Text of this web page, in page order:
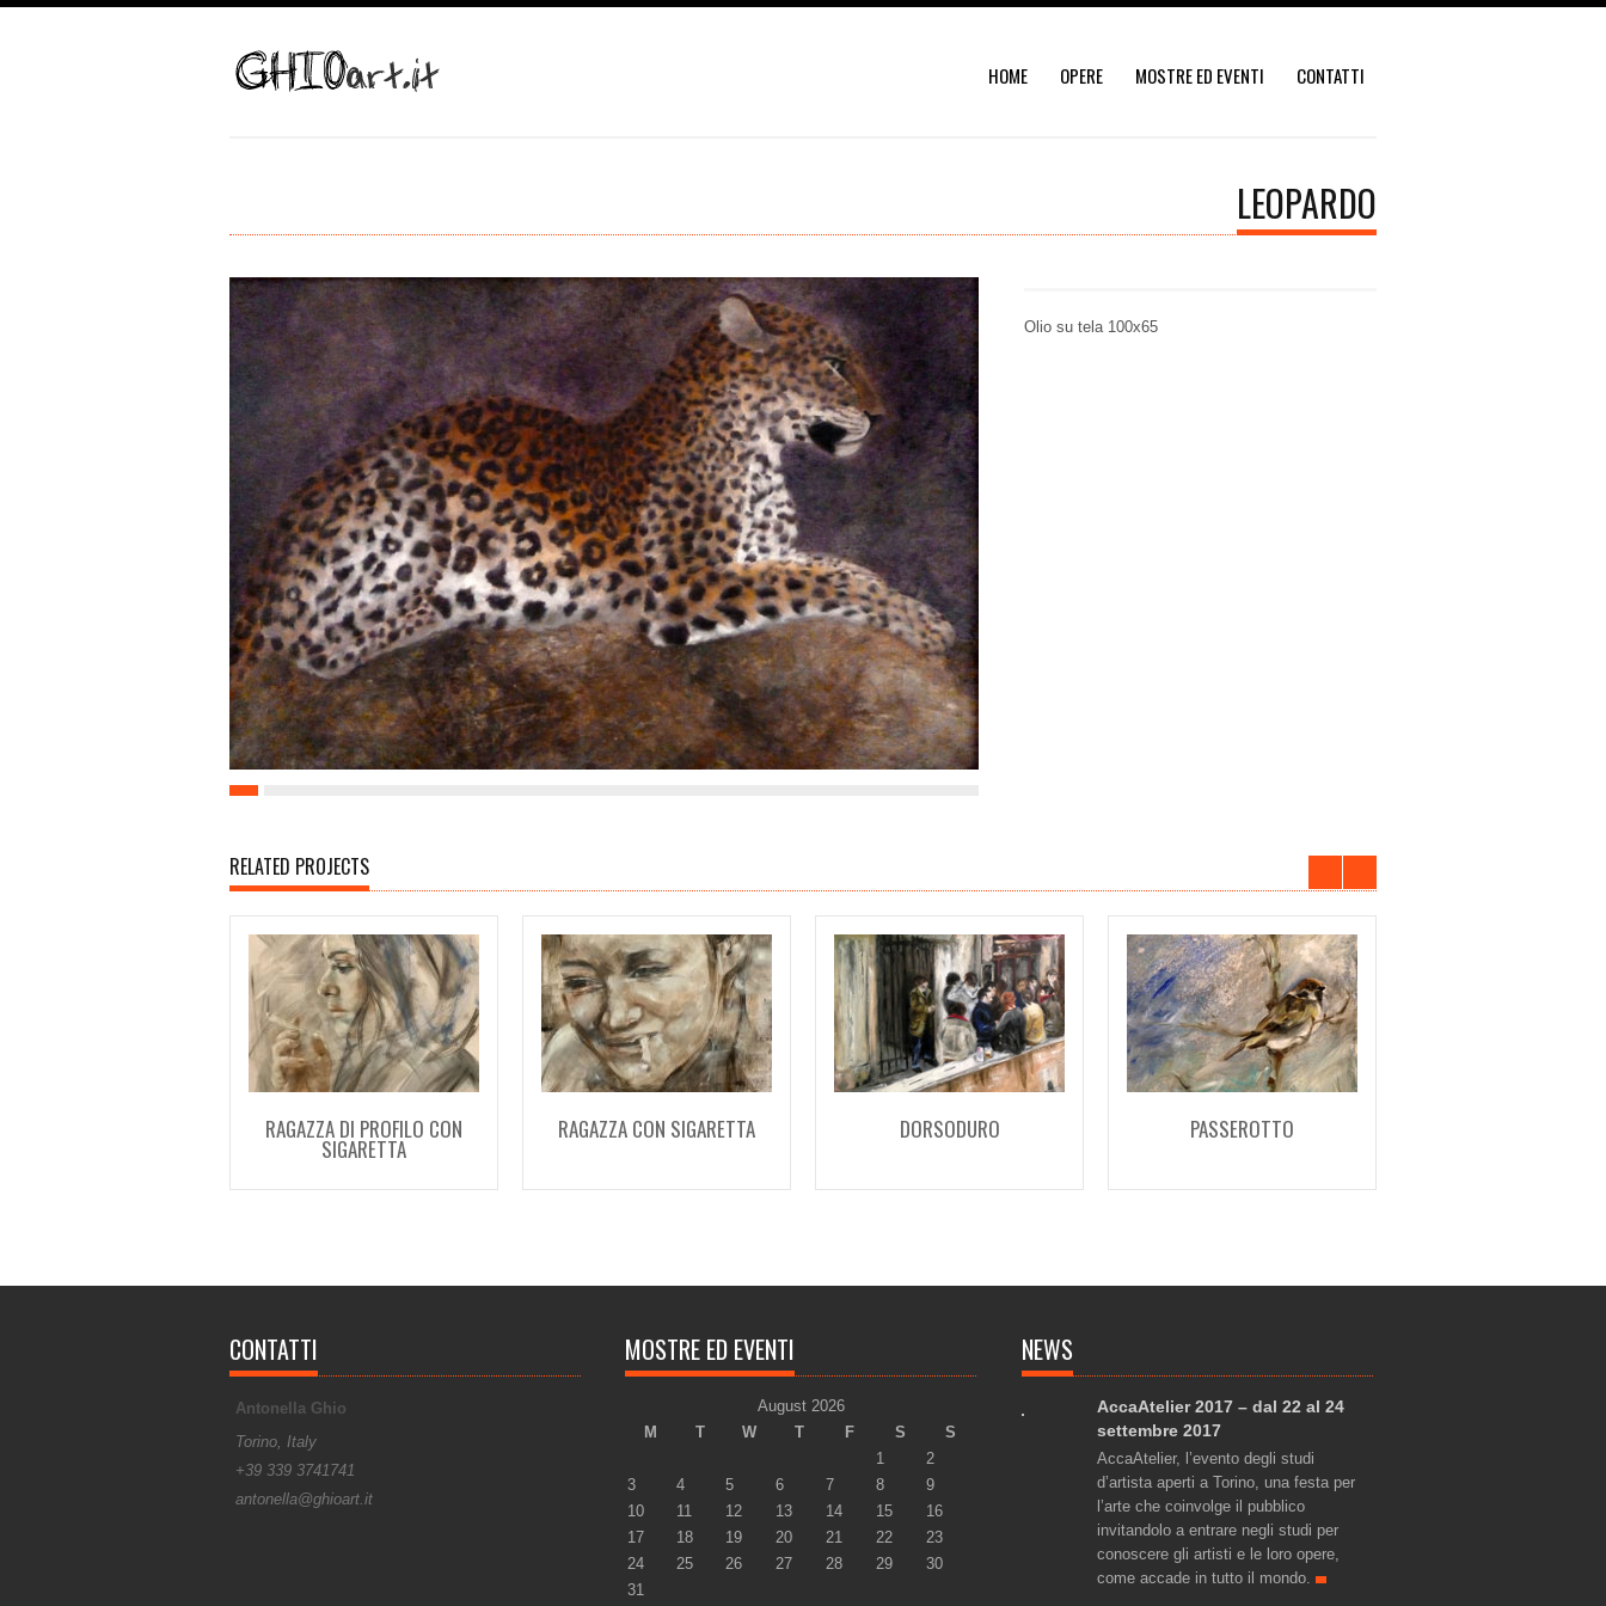
HOME OPERE MOSTRE ED EVENTI CONTATTI
LEOPARDO
Olio su tela 100x65
RELATED PROJECTS
RAGAZZA DI PROFILO CON
SIGARETTA
RAGAZZA CON SIGARETTA DORSODURO PASSEROTTO
CONTATTI
Antonella Ghio
Torino, Italy
+39 339 3741741
antonella@ghioart.it
MOSTRE ED EVENTI
August 2026
M
T W T F S
S
1
2
3
4 5 6 7 8
9
10
11 12 13 14 15
16
17
18 19 20 21 22
23
24
25 26 27 28 29
30
31
NEWS
AccaAtelier 2017 – dal 22 al 24
settembre 2017
AccaAtelier, l’evento degli studi
d’artista aperti a Torino, una festa per
l’arte che coinvolge il pubblico
invitandolo a entrare negli studi per
conoscere gli artisti e le loro opere,
come accade in tutto il mondo.